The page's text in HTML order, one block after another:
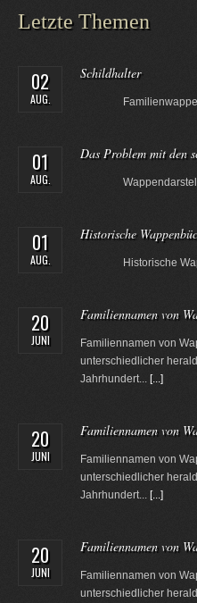
Letzte Themen
02
AUG.
Schildhalter
Familienwappen
01
AUG.
Das Problem mit den
01
AUG.
Historische
Historische
20
JUNI
Familiennamen von
Familiennamen von
unterschiedlicher
Jahrhundert... [...]
20
JUNI
Familiennamen von
Familiennamen von
unterschiedlicher
Jahrhundert... [...]
20
JUNI
Familiennamen von
Familiennamen von
unterschiedlicher